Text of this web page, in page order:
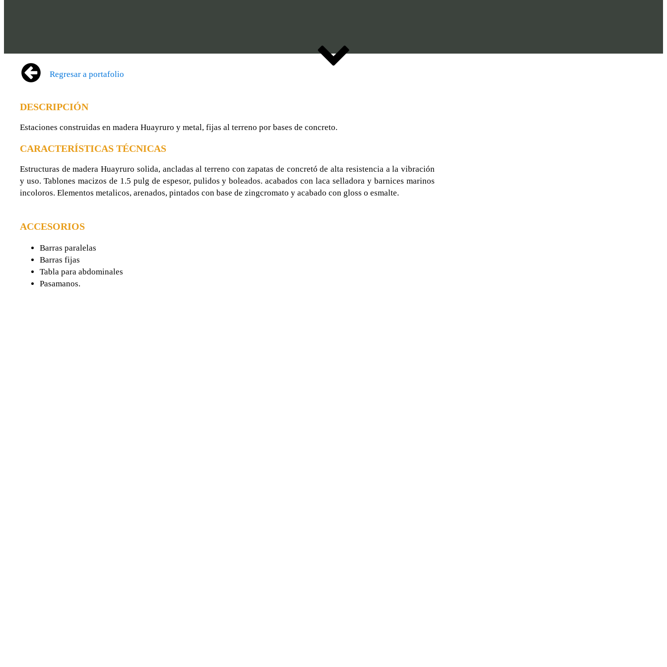
Regresar a portafolio
DESCRIPCIÓN
Estaciones construidas en madera Huayruro y metal, fijas al terreno por bases de concreto.
CARACTERÍSTICAS TÉCNICAS
Estructuras de madera Huayruro solida, ancladas al terreno con zapatas de concretó de alta resistencia a la vibración
y uso. Tablones macizos de 1.5 pulg de espesor, pulidos y boleados. acabados con laca selladora y barnices marinos
incoloros. Elementos metalicos, arenados, pintados con base de zingcromato y acabado con gloss o esmalte.
ACCESORIOS
Barras paralelas
Barras fijas
Tabla para abdominales
Pasamanos.